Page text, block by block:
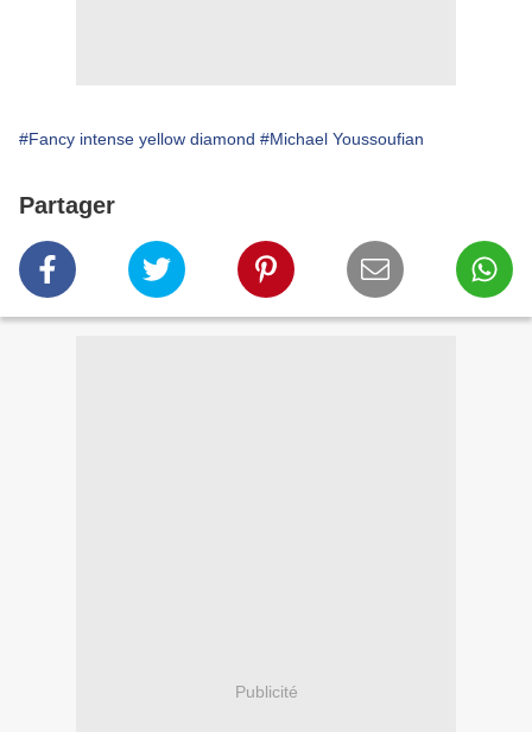
#Fancy intense yellow diamond #Michael Youssoufian
Partager
Publicité